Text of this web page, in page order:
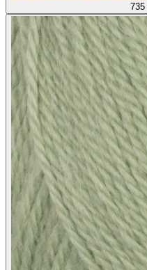
735